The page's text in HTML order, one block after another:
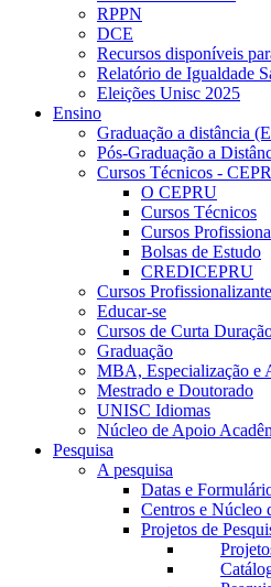
RPPN
DCE
Recursos disponíveis
Relatório de Igualdade
Eleições Unisc 2025
Ensino
Graduação a distância
Pós-Graduação a
Cursos Técnicos -
O CEPRU
Cursos Técnicos
Cursos
Bolsas de Estudo
CREDICEPRU
Cursos
Educar-se
Cursos de Curta
Graduação
MBA, Especialização e
Mestrado e Doutorado
UNISC Idiomas
Núcleo de Apoio
Pesquisa
A pesquisa
Datas e
Centros e Núcleo
Projetos de